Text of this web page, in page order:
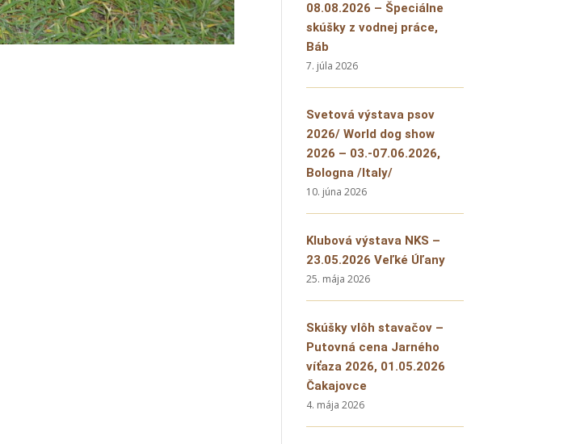
08.08.2026 – Špeciálne
skúšky z vodnej práce,
Báb
7. júla 2026
Svetová výstava psov
2026/ World dog show
2026 – 03.-07.06.2026,
Bologna /Italy/
10. júna 2026
Klubová výstava NKS –
23.05.2026 Veľké Úľany
25. mája 2026
Skúšky vlôh stavačov –
Putovná cena Jarného
víťaza 2026, 01.05.2026
Čakajovce
4. mája 2026